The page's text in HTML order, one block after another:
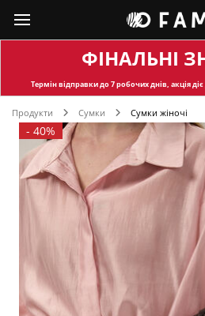
ФІНАЛЬНІ
Термін відправкидо 7 робочих днів, акція
Продукти Сумки Сумки жіночі
- 40%